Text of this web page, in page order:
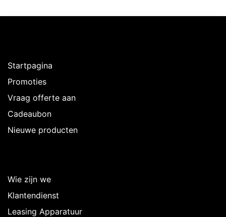
Startpagina
Promoties
Vraag offerte aan
Cadeaubon
Nieuwe producten
Wie zijn we
Klantendienst
Leasing Apparatuur